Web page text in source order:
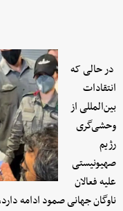
در حالی که
انتقادات
بین‌المللی از
وحشی‌گری
رژیم
صهیونیستی
علیه فعالان
ناوگان جهانی صمود ادامه دارد،